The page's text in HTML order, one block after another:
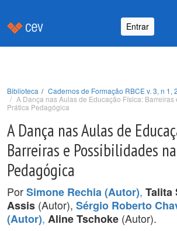
Entrar
Biblioteca
Cadernos de Formação RBCE v. 3, n 1,
A Dança nas Aulas de Educação Física:
Prática Pedagógica
A Dança nas Aulas de
Barreiras e Possibilidades
Pedagógica
PorSimone Rechia (Autor), Talita
Assis (Autor), Sérgio Roberto
(Autor), Aline Tschoke (Autor).